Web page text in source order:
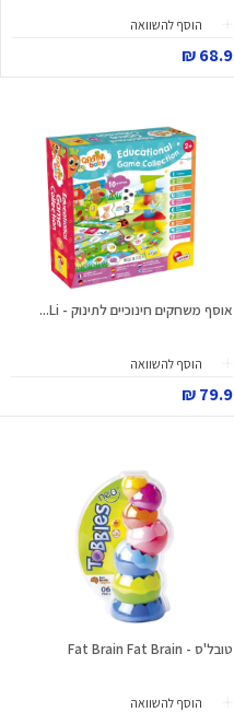
הוסף להשוואה
68.9 ₪
אוסף משחקים חינוכיים לתינוק - Li...
הוסף להשוואה
79.9 ₪
טובל'ס - Fat Brain Fat Brain
הוסף להשוואה